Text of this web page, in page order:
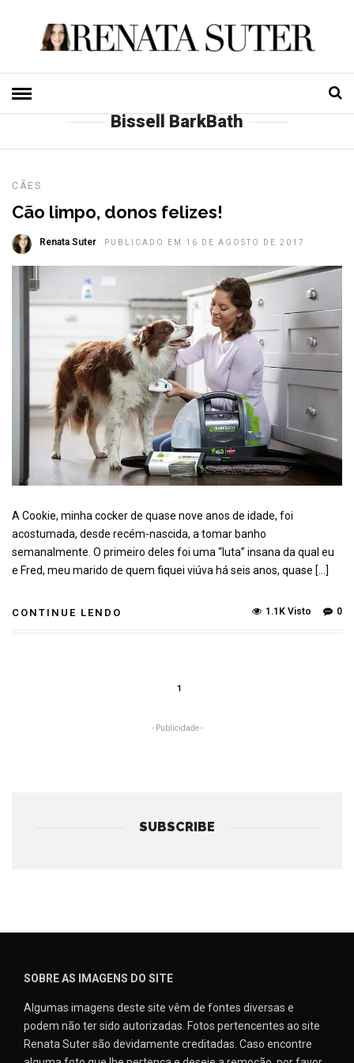
Bissell BarkBath
CÃES
Cão limpo, donos felizes!
Renata Suter PUBLICADO EM 16 DE AGOSTO DE 2017
A Cookie, minha cocker de quase nove anos de idade, foi
acostumada, desde recém-nascida, a tomar banho
semanalmente. O primeiro deles foi uma “luta” insana da qual eu
e Fred, meu marido de quem fiquei viúva há seis anos, quase […]
CONTINUE LENDO 0
1.1K Visto
1
- Publicidade -
SUBSCRIBE
SOBRE AS IMAGENS DO SITE
Algumas imagens deste site vêm de fontes diversas e
podem não ter sido autorizadas. Fotos pertencentes ao site
Renata Suter são devidamente creditadas. Caso encontre